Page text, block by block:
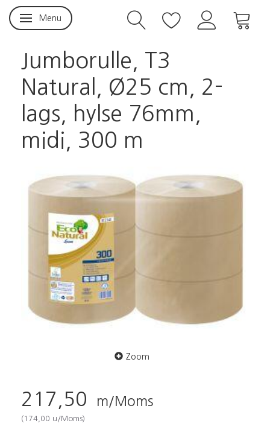
Skifte navigation
Menu
Jumborulle, T3
Natural, Ø25 cm, 2-
lags, hylse 76mm,
midi, 300 m
Zoom
217,50 m/Moms
(174,00 u/Moms)